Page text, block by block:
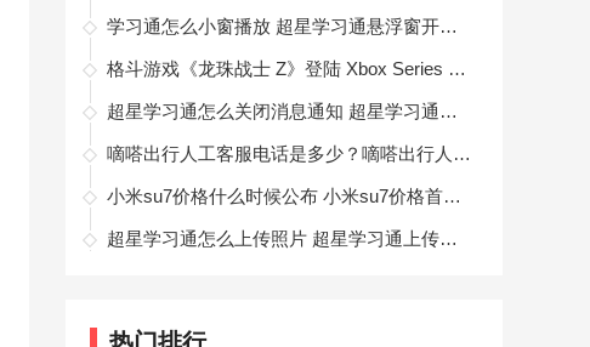
学习通怎么小窗播放 超星学习通悬浮窗开启方法
格斗游戏《龙珠战士 Z》登陆 Xbox Series X|S 及 PS5 平台
超星学习通怎么关闭消息通知 超星学习通关闭消息通知推送方法
嘀嗒出行人工客服电话是多少？嘀嗒出行人工客服电话号码查询
小米su7价格什么时候公布 小米su7价格首次爆料
超星学习通怎么上传照片 超星学习通上传图片方法